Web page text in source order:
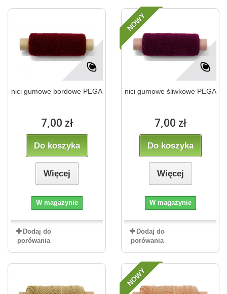
nici gumowe bordowe PEGA
7,00 zł
Do koszyka
Więcej
W magazynie
Dodaj do
porówania
NOWY
nici gumowe śliwkowe PEGA
7,00 zł
Do koszyka
Więcej
W magazynie
Dodaj do
porówania
NOWY